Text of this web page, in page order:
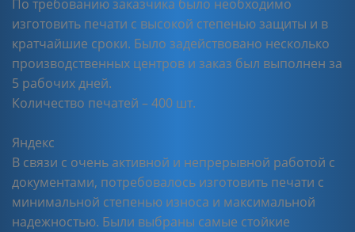
По требованию заказчика было необходимо
изготовить печати с высокой степенью защиты и в
кратчайшие сроки. Было задействовано несколько
производственных центров и заказ был выполнен за
5 рабочих дней.
Количество печатей – 400 шт.
Яндекс
В связи с очень активной и непрерывной работой с
документами, потребовалось изготовить печати с
минимальной степенью износа и максимальной
надежностью. Были выбраны самые стойкие